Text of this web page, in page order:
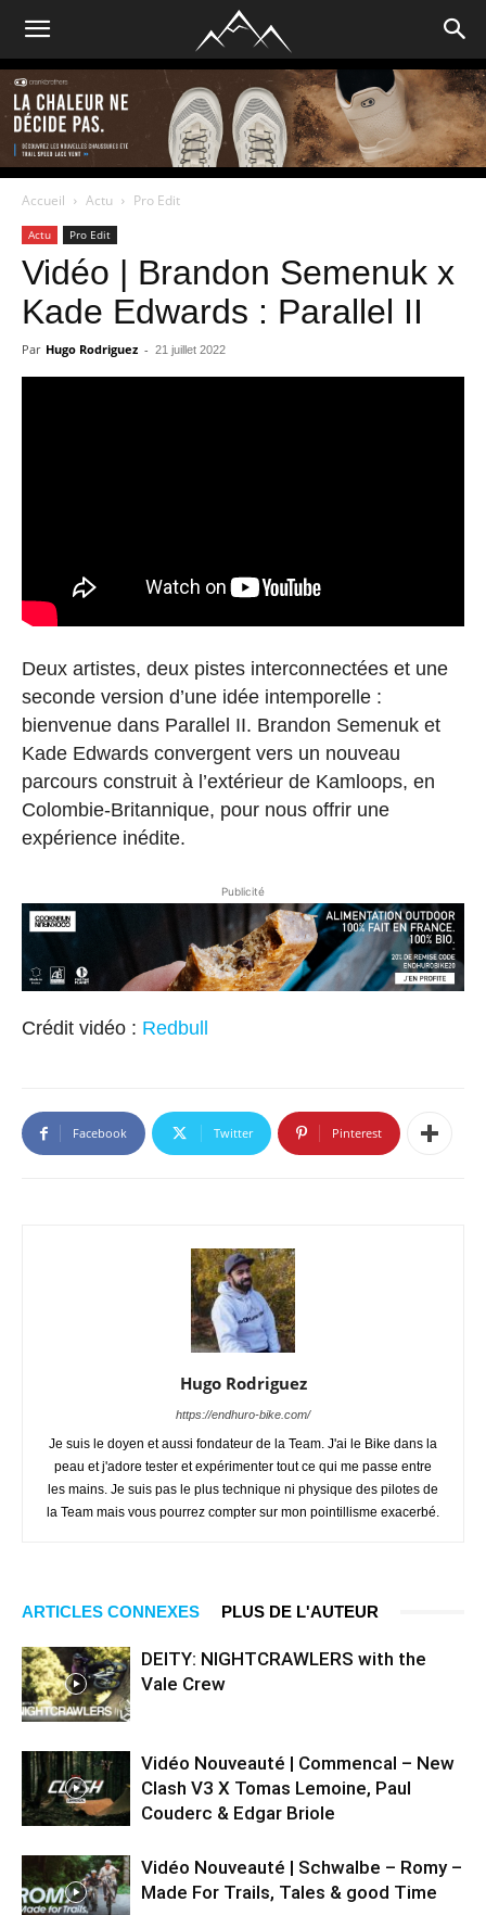
Accueil Actu Pro Edit
Actu Pro Edit
Vidéo | Brandon Semenuk x
Kade Edwards : Parallel II
Par Hugo Rodriguez - 21 juillet 2022
Deux artistes, deux pistes interconnectées et une
seconde version d’une idée intemporelle :
bienvenue dans Parallel II. Brandon Semenuk et
Kade Edwards convergent vers un nouveau
parcours construit à l’extérieur de Kamloops, en
Colombie-Britannique, pour nous offrir une
expérience inédite.
Publicité
Crédit vidéo : Redbull
Facebook Twitter Pinterest
Hugo Rodriguez
https://endhuro-bike.com/
Je suis le doyen et aussi fondateur de la Team. J'ai le Bike dans la
peau et j'adore tester et expérimenter tout ce qui me passe entre
les mains. Je suis pas le plus technique ni physique des pilotes de
la Team mais vous pourrez compter sur mon pointillisme exacerbé.
ARTICLES CONNEXES PLUS DE L'AUTEUR
DEITY: NIGHTCRAWLERS with the
Vale Crew
Vidéo Nouveauté | Commencal – New
Clash V3 X Tomas Lemoine, Paul
Couderc & Edgar Briole
Vidéo Nouveauté | Schwalbe – Romy –
Made For Trails, Tales & good Time